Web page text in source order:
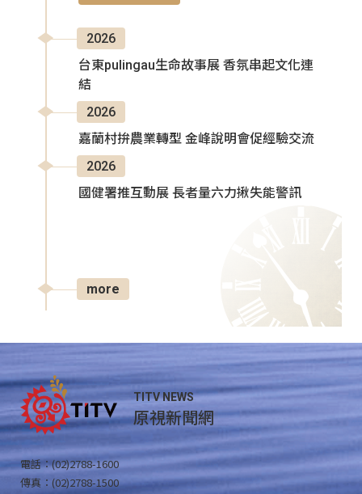
2026
台東pulingau生命故事展 香氛串起文化連
結
2026
嘉蘭村拚農業轉型 金峰說明會促經驗交流
2026
國健署推互動展 長者量六力揪失能警訊
more
TITV NEWS
原視新聞網
電話：(02)2788-1600
傳真：(02)2788-1500